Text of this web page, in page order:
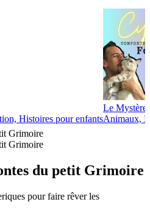
Histoires pour enfants
Le Mystère
Animaux,
Grimoire
Grimoire
du petit Grimoire
pour faire rêver les